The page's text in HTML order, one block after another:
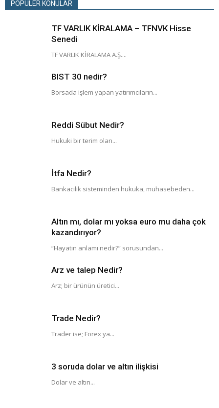
POPÜLER KONULAR
TF VARLIK KİRALAMA – TFNVK Hisse
Senedi
TF VARLIK KİRALAMA A.Ş....
BIST 30 nedir?
Borsada işlem yapan yatırımcıların...
Reddi Sübut Nedir?
Hukuki bir terim olan...
İtfa Nedir?
Bankacılık sisteminden hukuka, muhasebeden...
Altın mı, dolar mı yoksa euro mu daha çok
kazandırıyor?
“Hayatın anlamı nedir?” sorusundan...
Arz ve talep Nedir?
Arz; bir ürünün üretici...
Trade Nedir?
Trader ise; Forex ya...
3 soruda dolar ve altın ilişkisi
Dolar ve altın...